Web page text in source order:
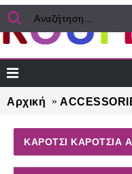
Αρχική
ΚΑΡΟΤΣΙ ΚΑΡΟΤΣΙΑ